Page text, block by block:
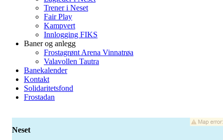
Trener i Neset
Fair Play
Kampvert
Innlogging FIKS
Baner og anlegg
Frostagrønt Arena Vinnatrøa
Valavollen Tautra
Banekalender
Kontakt
Solidaritetsfond
Frostadan
Neset